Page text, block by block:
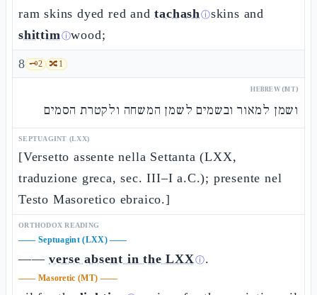
ram skins dyed red andtachashⓘskins and
shittìmⓘwood;
8 🗝️2 🔀1
HEBREW (MT)
ושמן למאור ובשמים לשמן המשחה ולקטרת הסמים
SEPTUAGINT (LXX)
[Versetto assente nella Settanta (LXX,
traduzione greca, sec. III–I a.C.); presente nel
Testo Masoretico ebraico.]
ORTHODOX READING
—— Septuagint (LXX)——
——verse absent in the LXXⓘ.
—— Masoretic (MT) ——